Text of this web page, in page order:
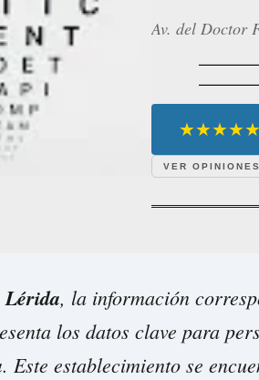
Av. del Doctor
★★★★★
VER
Lérida, la información
los datos clave para
. Este establecimiento se